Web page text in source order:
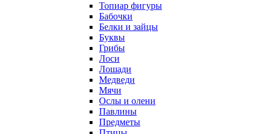
Топиар фигуры
Бабочки
Белки и зайцы
Буквы
Грибы
Лоси
Лошади
Медведи
Мячи
Ослы и олени
Павлины
Предметы